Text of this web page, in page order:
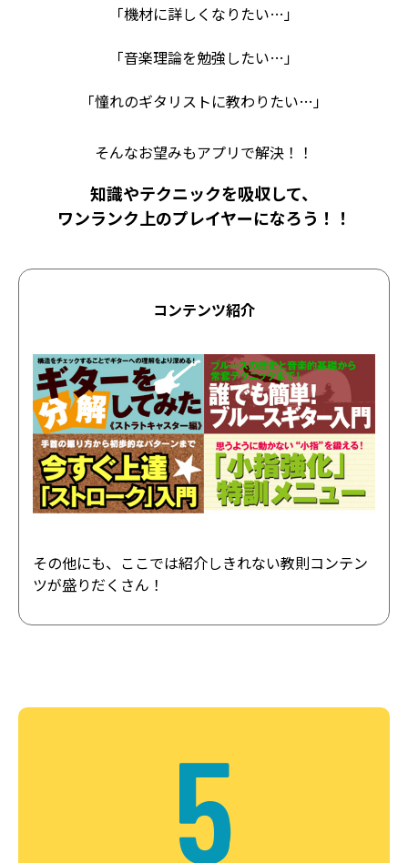
「機材に詳しくなりたい…」
「音楽理論を勉強したい…」
「憧れのギタリストに教わりたい…」
そんなお望みもアプリで解決！！
知識やテクニックを吸収して、
ワンランク上のプレイヤーになろう！！
コンテンツ紹介
その他にも、ここでは紹介しきれない教則コンテン
ツが盛りだくさん！
5